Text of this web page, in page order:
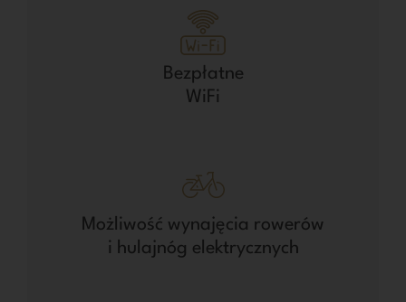
Bezpłatne
WiFi
Możliwość wynajęcia rowerów
i hulajnóg elektrycznych